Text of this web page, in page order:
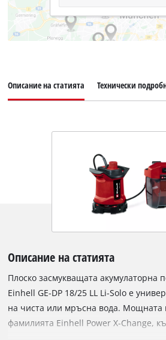
Описание на статията Технически
Описание на статията
Плоско засмукващата акумулаторна
Einhell GE-DP 18/25 LL Li-Solo е
на чиста или мръсна вода. Мощната
фамилията Einhell Power X-Change,